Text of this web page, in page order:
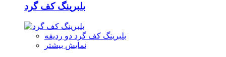
بلبرینگ کف گرد
بلبرینگ کف گرد دو ردیفه
نمایش بیشتر